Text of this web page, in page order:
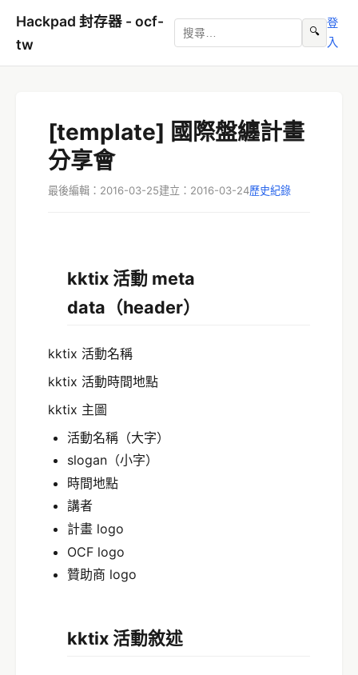
Hackpad 封存器 - ocf-
tw
🔍
登
入
[template] 國際盤纏計畫
分享會
最後編輯：2016-03-25建立：2016-03-24歷史紀錄
kktix 活動 meta
data（header）
kktix 活動名稱
kktix 活動時間地點
kktix 主圖
活動名稱（大字）
slogan（小字）
時間地點
講者
計畫 logo
OCF logo
贊助商 logo
kktix 活動敘述